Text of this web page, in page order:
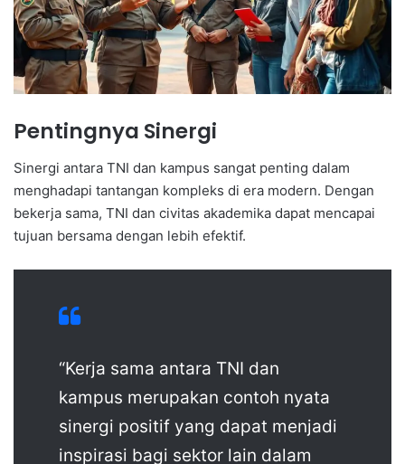
Pentingnya Sinergi
Sinergi antara TNI dan kampus sangat penting dalam
menghadapi tantangan kompleks di era modern. Dengan
bekerja sama, TNI dan civitas akademika dapat mencapai
tujuan bersama dengan lebih efektif.
“Kerja sama antara TNI dan
kampus merupakan contoh nyata
sinergi positif yang dapat menjadi
inspirasi bagi sektor lain dalam